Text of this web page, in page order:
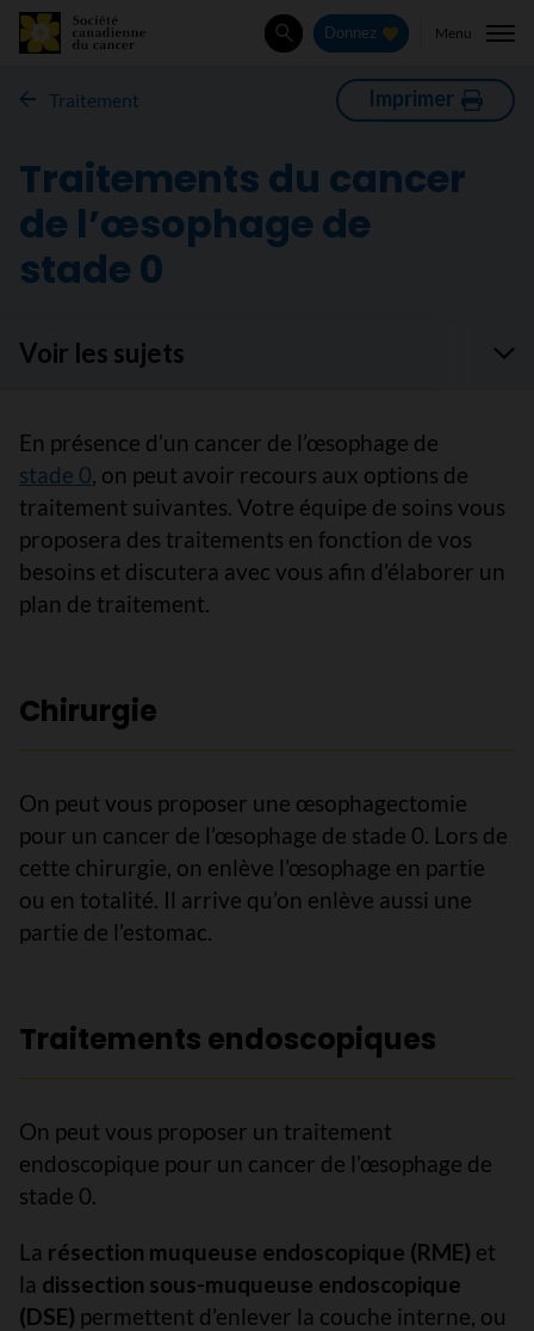
Rechercher
Donnez Menu
Traitement Imprimer
Traitements du cancer
de l’œsophage de
stade 0
Voir les sujets
En présence d’un cancer de l’œsophage de
stade 0, on peut avoir recours aux options de
traitement suivantes. Votre équipe de soins vous
proposera des traitements en fonction de vos
besoins et discutera avec vous afin d’élaborer un
plan de traitement.
Chirurgie
On peut vous proposer une œsophagectomie
pour un cancer de l’œsophage de stade 0. Lors de
cette chirurgie, on enlève l’œsophage en partie
ou en totalité. Il arrive qu’on enlève aussi une
partie de l’estomac.
Traitements endoscopiques
On peut vous proposer un traitement
endoscopique pour un cancer de l’œsophage de
stade 0.
La résection muqueuse endoscopique (RME) et
la dissection sous-muqueuse endoscopique
(DSE) permettent d’enlever la couche interne, ou